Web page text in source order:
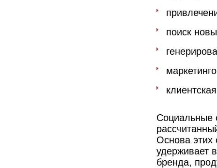
поиск
Социальные
Основа
удерживает
бренда,